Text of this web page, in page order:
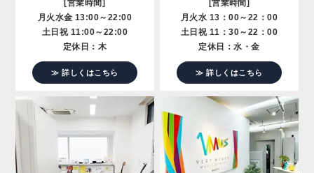
[営業時間]
月火水金 13:00～22:00
土日祝 11:00～22:00
定休日：木
≫ 詳しくはこちら
[営業時間]
月火水 13：00～22：00
土日祝 11：30～22：00
定休日：水・金
≫ 詳しくはこちら